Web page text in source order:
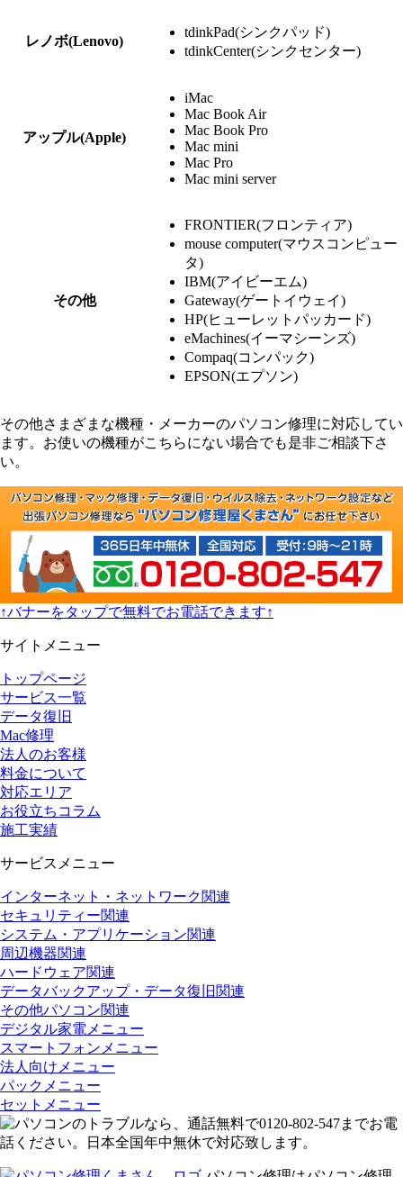
レノボ(Lenovo)
tdinkPad(シンクパッド)
tdinkCenter(シンクセンター)
アップル(Apple)
iMac
Mac Book Air
Mac Book Pro
Mac mini
Mac Pro
Mac mini server
その他
FRONTIER(フロンティア)
mouse computer(マウスコンピュー
タ)
IBM(アイビーエム)
Gateway(ゲートイウェイ)
HP(ヒューレットパッカード)
eMachines(イーマシーンズ)
Compaq(コンパック)
EPSON(エプソン)
その他さまざまな機種・メーカーのパソコン修理に対応してい
ます。お使いの機種がこちらにない場合でも是非ご相談下さ
い。
↑バナーをタップで無料でお電話できます↑
サイトメニュー
トップページ
サービス一覧
データ復旧
Mac修理
法人のお客様
料金について
対応エリア
お役立ちコラム
施工実績
サービスメニュー
インターネット・ネットワーク関連
セキュリティー関連
システム・アプリケーション関連
周辺機器関連
ハードウェア関連
データバックアップ・データ復旧関連
その他パソコン関連
デジタル家電メニュー
スマートフォンメニュー
法人向けメニュー
パックメニュー
セットメニュー